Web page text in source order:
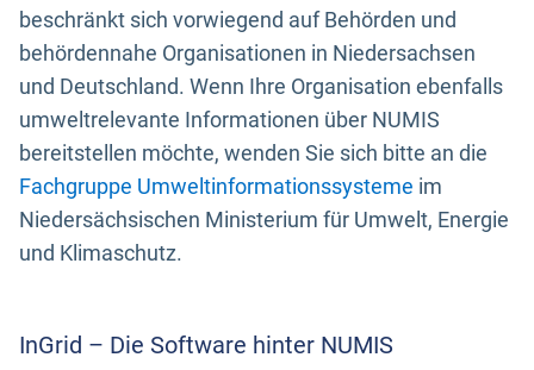
beschränkt sich vorwiegend auf Behörden und
behördennahe Organisationen in Niedersachsen
und Deutschland. Wenn Ihre Organisation ebenfalls
umweltrelevante Informationen über NUMIS
bereitstellen möchte, wenden Sie sich bitte an die
Fachgruppe Umweltinformationssysteme im
Niedersächsischen Ministerium für Umwelt, Energie
und Klimaschutz.
InGrid – Die Software hinter NUMIS